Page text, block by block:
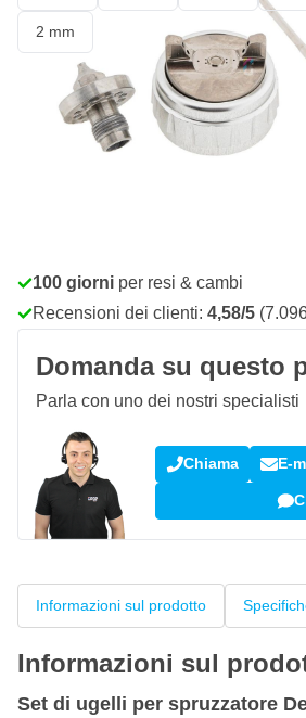
2 mm
376,98€ incl. IVA
100 giorni per resi & cambi
Recensioni dei clienti: 4,58/5
Domanda su questo
Parla con uno dei nostri specialisti
Chiama E-
Informazioni sul prodotto
Informazioni sul
Set di ugelli per spruzzatore